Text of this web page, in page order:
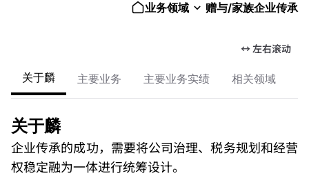
业务领域 赠与/家族企业传承
↔ 左右滚动
关于麟 主要业务 主要业务实绩 相关领域
关于麟
企业传承的成功，需要将公司治理、税务规划和经营
权稳定融为一体进行统筹设计。